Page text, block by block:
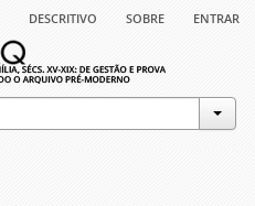
descritivo sobre entrar